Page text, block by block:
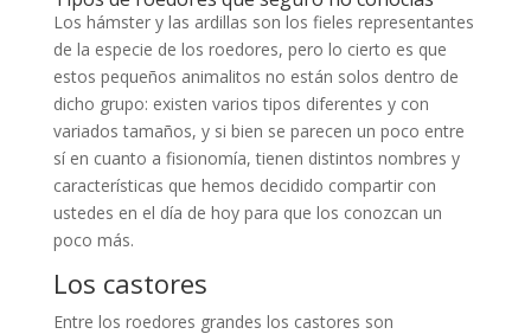
Los hámster y las ardillas son los fieles representantes
de la especie de los roedores, pero lo cierto es que
estos pequeños animalitos no están solos dentro de
dicho grupo: existen varios tipos diferentes y con
variados tamaños, y si bien se parecen un poco entre
sí en cuanto a fisionomía, tienen distintos nombres y
características que hemos decidido compartir con
ustedes en el día de hoy para que los conozcan un
poco más.
Los castores
Entre los roedores grandes los castores son